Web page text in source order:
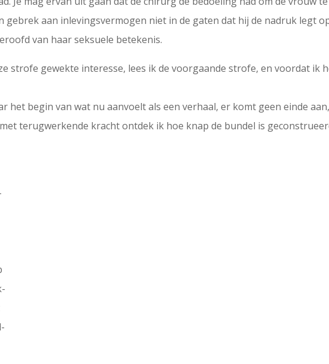
aan inlevingsvermogen niet in de gaten dat hij de nadruk legt
van haar seksuele betekenis.
strofe gewekte interesse, lees ik de voorgaande strofe, en voordat ik
het begin van wat nu aanvoelt als een verhaal, er komt geen einde
terugwerkende kracht ontdek ik hoe knap de bundel is